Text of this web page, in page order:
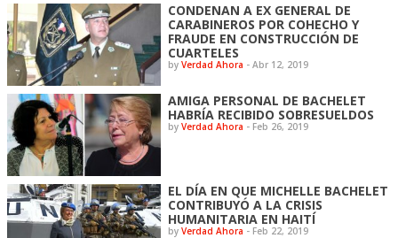
CONDENAN A EX GENERAL DE
CARABINEROS POR COHECHO Y
FRAUDE EN CONSTRUCCIÓN DE
CUARTELES
byVerdad Ahora - Abr 12, 2019
AMIGA PERSONAL DE BACHELET
HABRÍA RECIBIDO SOBRESUELDOS
byVerdad Ahora - Feb 26, 2019
EL DÍA EN QUE MICHELLE BACHELET
CONTRIBUYÓ A LA CRISIS
HUMANITARIA EN HAITÍ
byVerdad Ahora - Feb 22, 2019